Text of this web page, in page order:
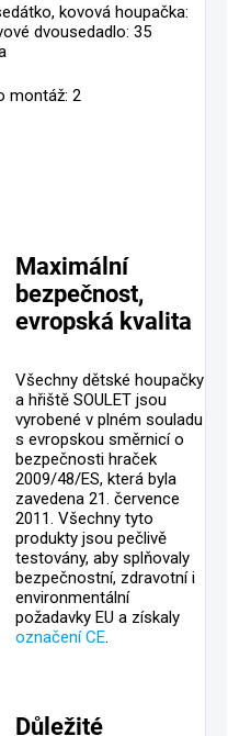
kovová houpačka:
dvousedadlo: 35
montáž: 2
Maximální
bezpečnost,
evropská kvalita
Všechny dětské houpačky
a hřiště SOULET jsou
vyrobené v plném souladu
s evropskou směrnicí o
bezpečnosti hraček
2009/48/ES, která byla
zavedena 21. července
2011. Všechny tyto
produkty jsou pečlivě
testovány, aby splňovaly
bezpečnostní, zdravotní i
environmentální
požadavky EU a získaly
označení CE.
Důležité